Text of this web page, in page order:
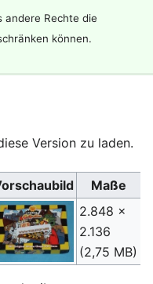
andere Rechte die
können.
Version zu laden.
Maße
2.848 ×
2.136
(2,75 MB)